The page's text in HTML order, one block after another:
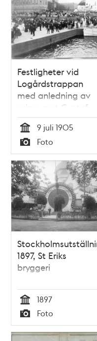
Festligheter vid
Logårdstrappan
med anledning av
prinsparet Gustaf
Adolfs och
Margareta av
Connaughts
hemkomst 9 juli
1905 efter deras
bröllop i England
Tid
9 juli 1905
Typ
Foto
1897, St Eriks
bryggeri
Tid
1897
Typ
Foto